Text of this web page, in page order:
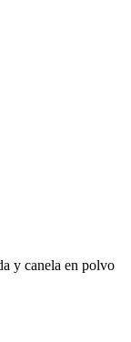
y canela en polvo